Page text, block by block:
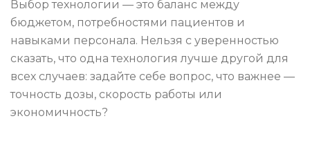
Выбор технологии — это баланс между
бюджетом, потребностями пациентов и
навыками персонала. Нельзя с уверенностью
сказать, что одна технология лучше другой для
всех случаев: задайте себе вопрос, что важнее —
точность дозы, скорость работы или
экономичность?